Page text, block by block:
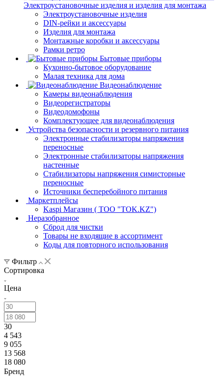
Электроустановочные изделия и изделия для монтажа
Электроустановочные изделия
DIN-рейки и аксессуары
Изделия для монтажа
Монтажные коробки и аксессуары
Рамки ретро
Бытовые приборы
Кухонно-бытовое оборудование
Малая техника для дома
Видеонаблюдение
Камеры видеонаблюдения
Видеорегистраторы
Видеодомофоны
Комплектующее для видеонаблюдения
Устройства безопасности и резервного питания
Электронные стабилизаторы напряжения
переносные
Электронные стабилизаторы напряжения
настенные
Стабилизаторы напряжения симисторные
переносные
Источники бесперебойного питания
Маркетплейсы
Kaspi Магазин ( ТОО "TOK.KZ")
Неразобранное
Сброд для чистки
Товары не входящие в ассортимент
Коды для повторного использования
Фильтр
Сортировка
Цена
30
4 543
9 055
13 568
18 080
Бренд